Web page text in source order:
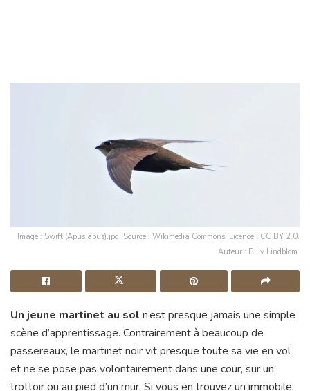
Image : Swift (Apus apus).jpg. Source : Wikimedia Commons. Licence : CC BY 2.0.
Auteur : Billy Lindblom.
Un jeune martinet au sol n’est presque jamais une simple
scène d’apprentissage. Contrairement à beaucoup de
passereaux, le martinet noir vit presque toute sa vie en vol
et ne se pose pas volontairement dans une cour, sur un
trottoir ou au pied d’un mur. Si vous en trouvez un immobile,